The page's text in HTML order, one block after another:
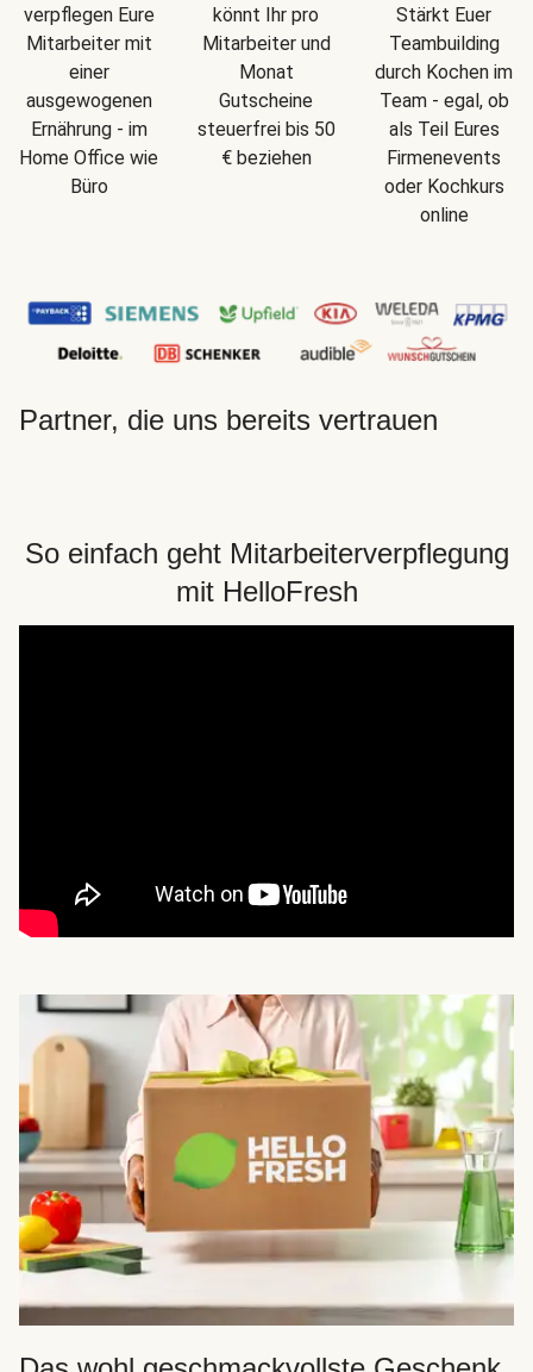
verpflegen Eure
Mitarbeiter mit
einer
ausgewogenen
Ernährung - im
Home Office wie
Büro
könnt Ihr pro
Mitarbeiter und
Monat
Gutscheine
steuerfrei bis 50
€ beziehen
Stärkt Euer
Teambuilding
durch Kochen im
Team - egal, ob
als Teil Eures
Firmenevents
oder Kochkurs
online
Partner, die uns bereits vertrauen
So einfach geht Mitarbeiterverpflegung
mit HelloFresh